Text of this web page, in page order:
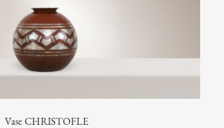
Vase CHRISTOFLE